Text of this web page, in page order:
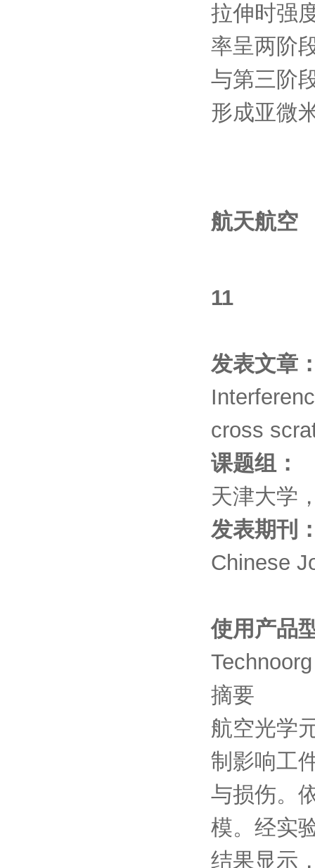
拉伸时强
率呈两阶
与第三阶
形成亚微
航天航空
11
发表文章
cross
课题组：
天津大学
发表期刊
Chinese
使用产品
摘要
航空光学
制影响工
与损伤。
模。经实
结果显示